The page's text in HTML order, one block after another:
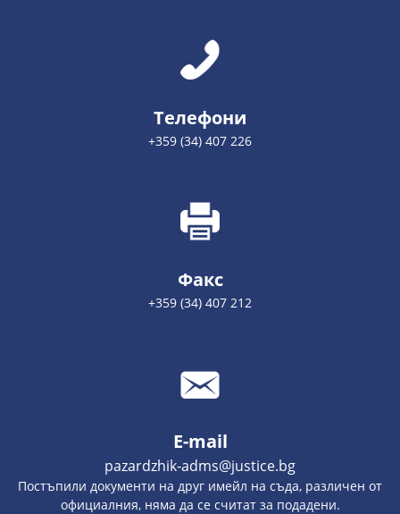
Телефони
+359 (34) 407 226
Факс
+359 (34) 407 212
E-mail
pazardzhik-adms@justice.bg
Постъпили документи на друг имейл на съда, различен от
официалния, няма да се считат за подадени.